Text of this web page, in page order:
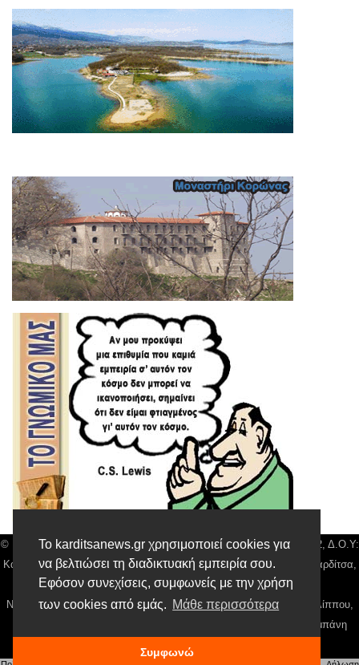
Το karditsanews.gr χρησιμοποιεί cookies για
να βελτιώσει τη διαδικτυακή εμπειρία σου.
Εφόσον συνεχίσεις, συμφωνείς με την χρήση
των cookies από εμάς. Μάθε περισσότερα
Συμφωνώ
© Karditsa News | Διακριτικός Τίτλος: Orion Media, ΑΦΜ: 043750542, Δ.Ο.Υ:
Καρδίτσας, Αρ. Γεμή: 018804431000, Δ/νση: Διάκου 10 τ.κ 43132 Καρδίτσα,
Τηλ: 24410 42500, email:news@karditsanews.gr.
Νόμιμος Εκπρόσωπος, Ιδιοκτήτης και Διαχειριστής: Παναγιώτης Φιλίππου,
Διευθύντρια: Γιαννουσά Βασιλική, Διευθύντιρα Σύνταξης: Μπαλαμπάνη